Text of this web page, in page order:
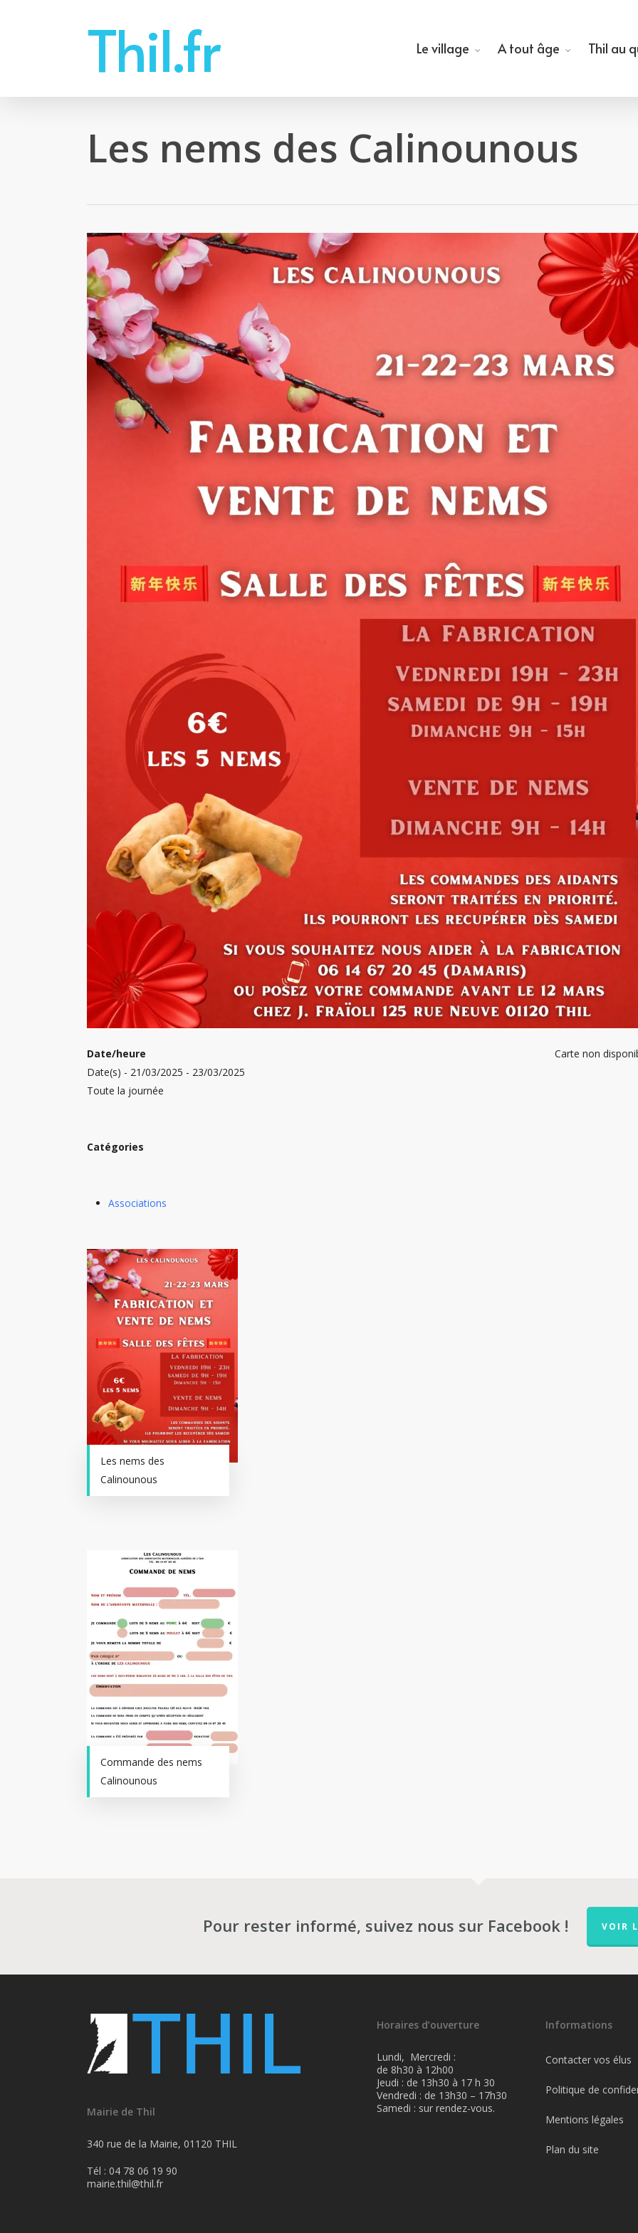
Thil.fr Le village A tout âge Thil au
Les nems des Calinounous
Carte non
Date/heure
Date(s) - 21/03/2025 - 23/03/2025
Toute la journée
Catégories
Associations
Les nems des
Calinounous
Commande des nems
Calinounous
Pour rester informé, suivez nous sur Facebook ! VOIR
Mairie de Thil
340 rue de la Mairie, 01120 THIL
Tél : 04 78 06 19 90
mairie.thil@thil.fr
Horaires d’ouverture
Lundi, Mercredi :
de 8h30 à 12h00
Jeudi : de 13h30 à 17 h 30
Vendredi : de 13h30 – 17h30
Samedi : sur rendez-vous.
Informations
Contacter vos élus
Politique de
Mentions légales
Plan du site